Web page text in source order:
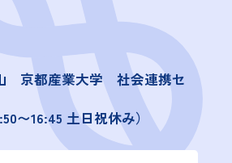
京都産業大学 社会連携セ
〜16:45 土日祝休み）